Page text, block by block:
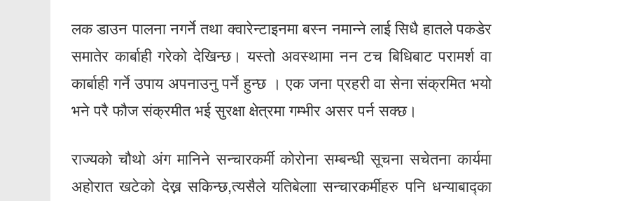
लक डाउन पालना नगर्ने तथा क्वारेन्टाइनमा बस्न नमान्ने लाई सिधै हातले पकडेर
समातेर कार्बाही गरेको देखिन्छ। यस्तो अवस्थामा नन टच बिधिबाट परामर्श वा
कार्बाही गर्ने उपाय अपनाउनु पर्ने हुन्छ । एक जना प्रहरी वा सेना संक्रमित भयो
भने परै फौज संक्रमीत भई सुरक्षा क्षेत्रमा गम्भीर असर पर्न सक्छ।
राज्यको चौथो अंग मानिने सन्चारकर्मी कोरोना सम्बन्धी सूचना सचेतना कार्यमा
अहोरात खटेको देख्न सकिन्छ,त्यसैले यतिबेलाा सन्चारकर्मीहरु पनि धन्याबाद्का